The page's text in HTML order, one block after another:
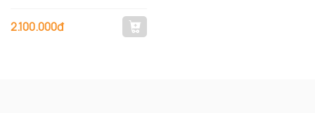
2.100.000đ